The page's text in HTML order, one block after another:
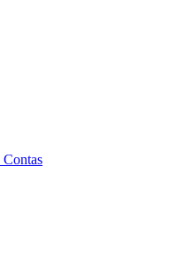
Contas